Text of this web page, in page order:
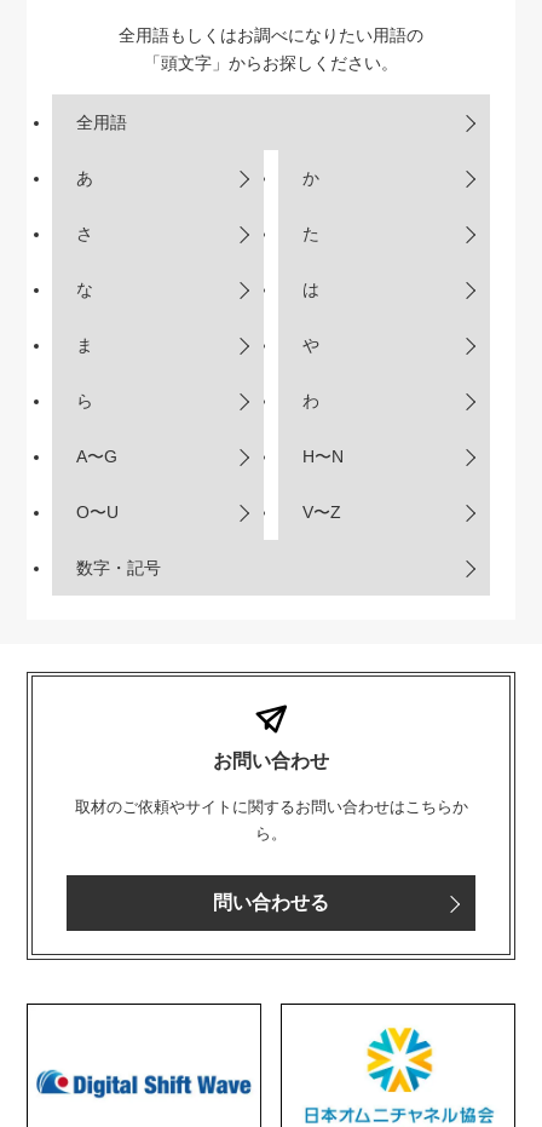
全用語もしくはお調べになりたい用語の
「頭文字」からお探しください。
全用語
あ か
さ た
な は
ま や
ら わ
A〜G H〜N
O〜U V〜Z
数字・記号
お問い合わせ
取材のご依頼やサイトに関するお問い合わせはこちらか
ら。
問い合わせる